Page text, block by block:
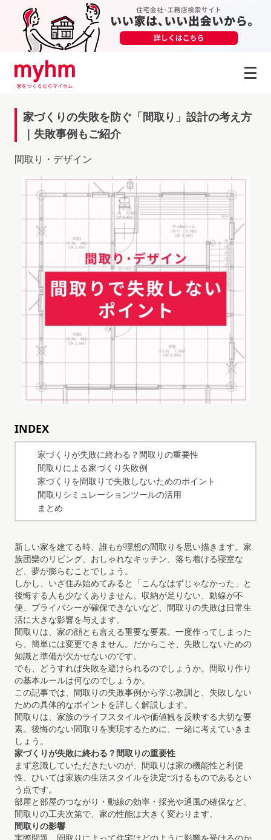
Skip to content
家づくりの失敗を防ぐ「間取り」設計の考え方
｜失敗事例もご紹介
間取り・デザイン
INDEX
家づくりが失敗に終わる？間取りの重要性
間取りによる家づくり失敗例
家づくりを間取りで失敗しないためのポイント
間取りシミュレーションツールの活用
まとめ
新しい家を建てる時、誰もが理想の間取りを思い描きます。家
族団欒のリビング、おしゃれなキッチン、落ち着ける寝室な
ど、夢が膨らむことでしょう。
しかし、いざ住み始めてみると「こんなはずじゃなかった」と
後悔する人も少なくありません。収納が足りない、動線が不
便、プライバシーが確保できないなど、間取りの失敗は日常生
活に大きな影響を与えます。
間取りは、家の顔とも言える重要な要素。一度作ってしまった
ら、簡単には変更できません。だからこそ、失敗しないための
知識と準備が欠かせないのです。
でも、どうすれば失敗を避けられるのでしょうか。間取り作り
の基本ルールは何なのでしょうか。
この記事では、間取りの失敗事例から学ぶ教訓と、失敗しない
ための具体的なポイントを詳しく解説します。
間取りは、家族のライフスタイルや価値観を反映する大切な要
素。後悔のない間取りを実現するために、一緒に考えていきま
しょう。
家づくりが失敗に終わる？間取りの重要性
まず意識していただきたいのが、間取りは家の機能性と利便
性、ひいては家族の生活スタイルを決定づけるものであるとい
う点です。
部屋と部屋のつながり・動線の効率・採光や通風の確保など、
間取りの工夫次第で、家の性能は大きく変わります。
間取りの影響